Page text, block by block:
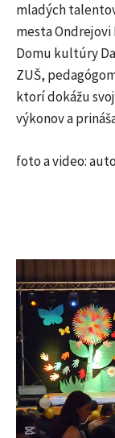
mladých
mesta
Domu kultúry
ZUŠ,
ktorí dokážu
výkonov a
foto a video: